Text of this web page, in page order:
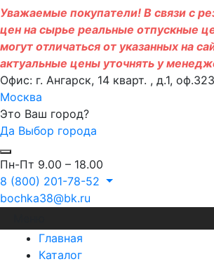
Уважаемые покупатели! В связи с
цен на сырье реальные отпускные
могут отличаться от указанных на
актуальные цены уточнять у
Офис: г. Ангарск, 14 кварт. , д.1, оф.323
Москва
Это Ваш город?
Да Выбор города
Пн-Пт 9.00 – 18.00
8 (800) 201-78-52
bochka38@bk.ru
Главная
Каталог